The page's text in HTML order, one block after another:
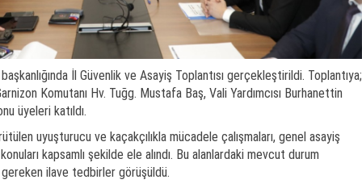
başkanlığında İl Güvenlik ve Asayiş Toplantısı gerçekleştirildi. Toplantıya;
Komutanı Hv. Tuğg. Mustafa Baş, Vali Yardımcısı Burhanettin
üyeleri katıldı.
uyuşturucu ve kaçakçılıkla mücadele çalışmaları, genel asayiş
kapsamlı şekilde ele alındı. Bu alanlardaki mevcut durum
gereken ilave tedbirler görüşüldü.